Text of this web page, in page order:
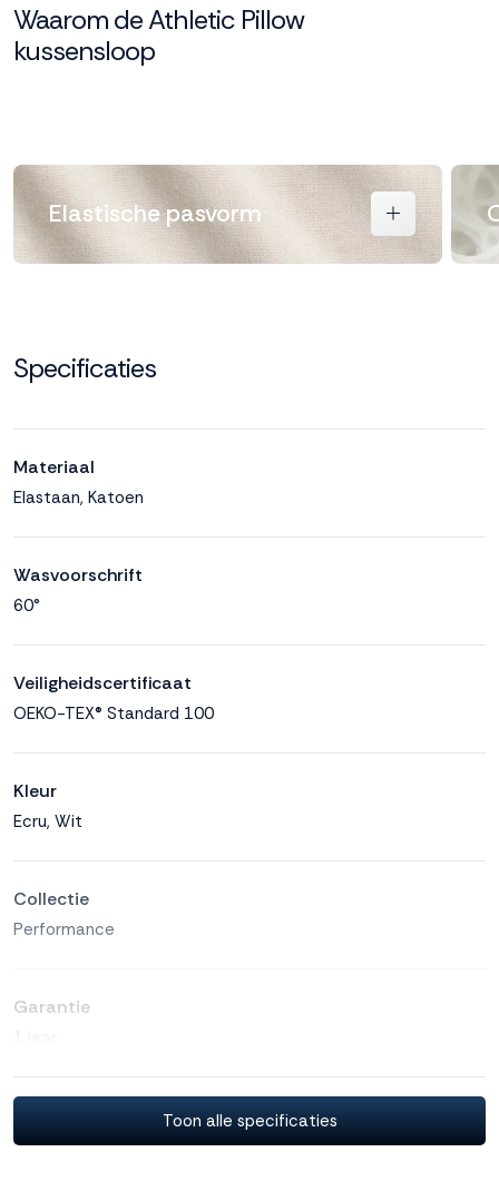
Waarom de Athletic Pillow
kussensloop
Elastische pasvorm
Specificaties
Materiaal
Elastaan, Katoen
Wasvoorschrift
60°
Veiligheidscertificaat
OEKO-TEX® Standard 100
Kleur
Ecru, Wit
Collectie
Performance
Garantie
Nederland
Toon alle specificaties